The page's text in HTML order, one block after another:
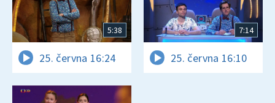
5:38
25. června 16:24
7:14
25. června 16:10